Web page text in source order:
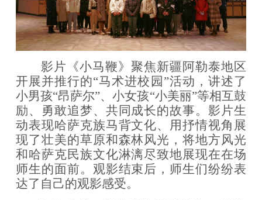
影片《小马鞭》聚焦新疆阿勒泰地区
开展并推行的“马术进校园”活动，讲述了
小男孩“昂萨尔”、小女孩“小美丽”等相互鼓
励、勇敢追梦、共同成长的故事。影片生
动表现哈萨克族马背文化、用抒情视角展
现了壮美的草原和森林风光，将地方风光
和哈萨克民族文化淋漓尽致地展现在在场
师生的面前。观影结束后，师生们纷纷表
达了自己的观影感受。